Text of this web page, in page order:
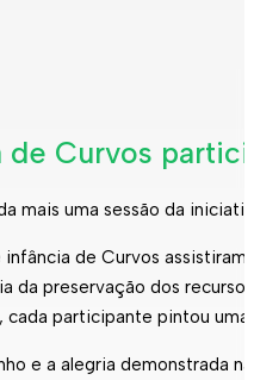
Curvos
mais uma sessão da
infância de Curvos
da preservação dos
participante pintou uma
e a alegria demonstrada